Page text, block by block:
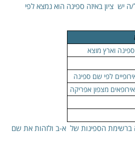
ציון באיזה ספינה הוא נמצא לפי
וארץ מוצא
לפי שם ספינה
מצפון אפריקה
ברשימת הספינות של א-ב ולזהות את שם